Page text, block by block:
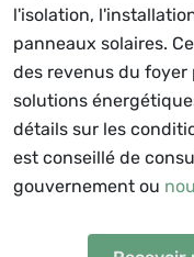
l'isolation,
panneaux solaires.
des revenus du
solutions
détails sur les
est conseillé de
gouvernement ou